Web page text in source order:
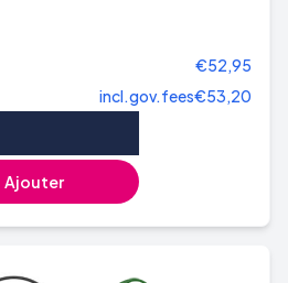
€52,95
incl.gov.fees€53,20
Ajouter